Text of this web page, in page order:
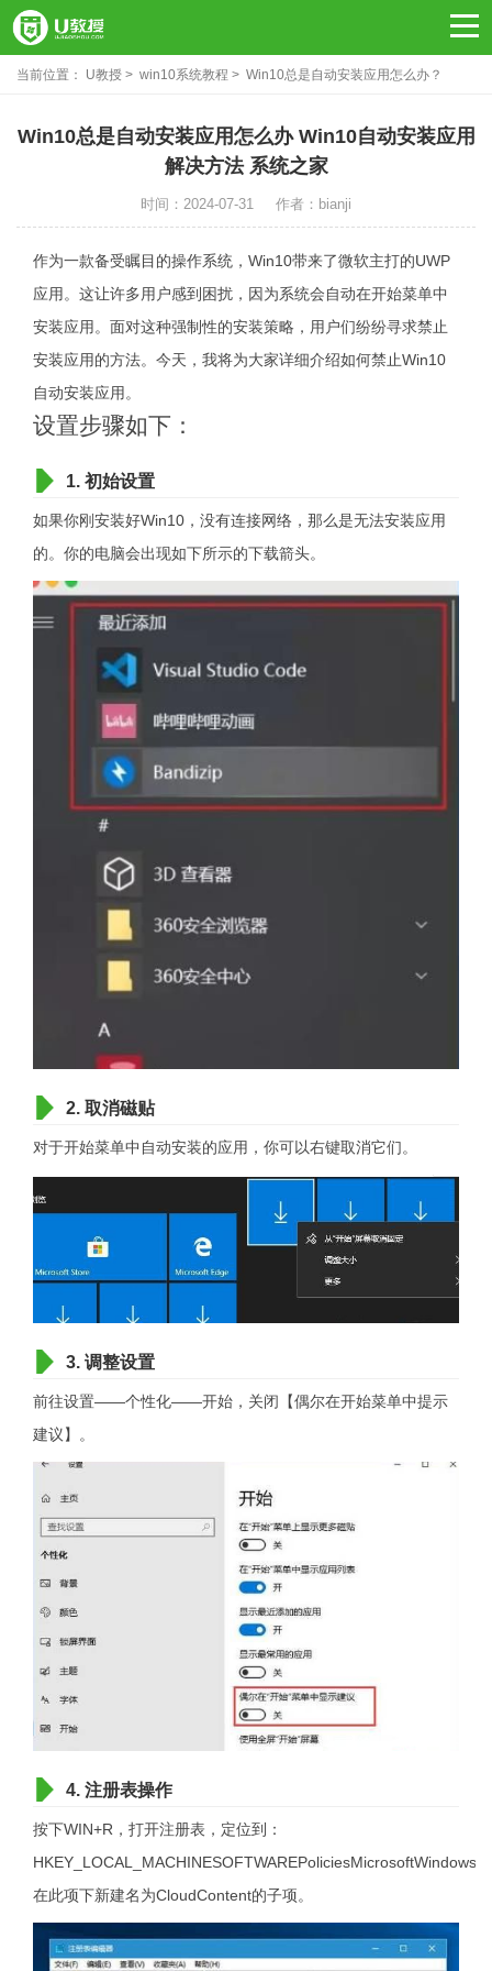
当前位置： U教授 win10系统教程 Win10总是自动安装应用怎么办？
Win10总是自动安装应用怎么办 Win10自动安装应用
解决方法 系统之家
时间：2024-07-31 作者：bianji
作为一款备受瞩目的操作系统，Win10带来了微软主打的UWP
应用。这让许多用户感到困扰，因为系统会自动在开始菜单中
安装应用。面对这种强制性的安装策略，用户们纷纷寻求禁止
安装应用的方法。今天，我将为大家详细介绍如何禁止Win10
自动安装应用。
设置步骤如下：
1. 初始设置
如果你刚安装好Win10，没有连接网络，那么是无法安装应用
的。你的电脑会出现如下所示的下载箭头。
2. 取消磁贴
对于开始菜单中自动安装的应用，你可以右键取消它们。
3. 调整设置
前往设置——个性化——开始，关闭【偶尔在开始菜单中提示
建议】。
4. 注册表操作
按下WIN+R，打开注册表，定位到：
HKEY_LOCAL_MACHINESOFTWAREPoliciesMicrosoftWindows。
在此项下新建名为CloudContent的子项。